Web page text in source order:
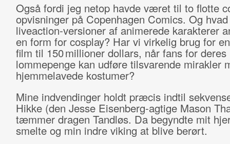
Også fordi jeg netop havde været til to flotte
opvisninger på Copenhagen Comics. Og
liveaction-versioner af animerede karakterer
en form for cosplay? Har vi virkelig brug for
film til 150 millioner dollars, når fans for deres
lommepenge kan udføre tilsvarende mirakler
hjemmelavede kostumer?
Mine indvendinger holdt præcis indtil
Hikke (den Jesse Eisenberg-agtige Mason
tæmmer dragen Tandløs. Da begyndte mit
smelte og min indre viking at blive berørt.